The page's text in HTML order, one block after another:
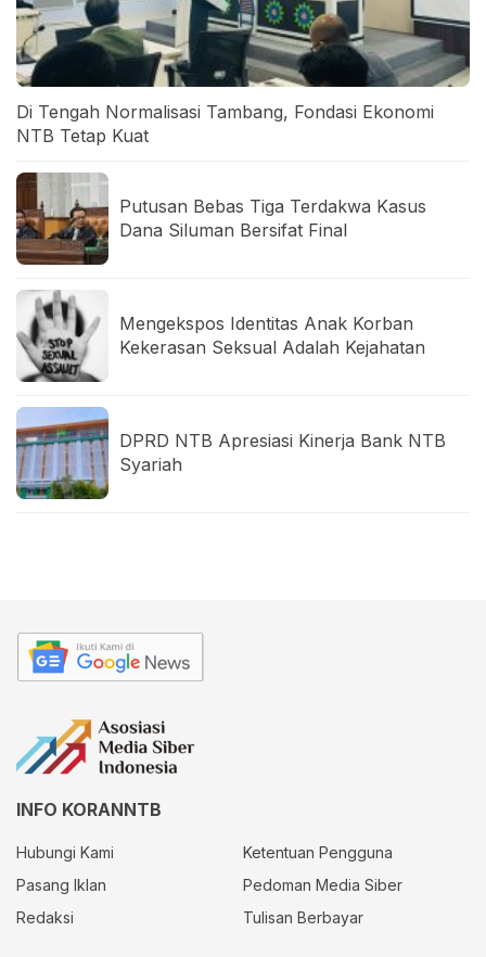
Di Tengah Normalisasi Tambang, Fondasi Ekonomi
NTB Tetap Kuat
Putusan Bebas Tiga Terdakwa Kasus
Dana Siluman Bersifat Final
Mengekspos Identitas Anak Korban
Kekerasan Seksual Adalah Kejahatan
DPRD NTB Apresiasi Kinerja Bank NTB
Syariah
INFO KORANNTB
Hubungi Kami
Ketentuan Pengguna
Pasang Iklan
Pedoman Media Siber
Redaksi
Tulisan Berbayar